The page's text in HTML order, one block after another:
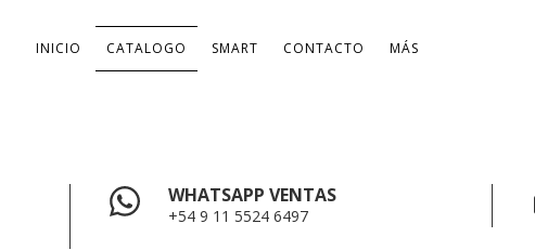
INICIO CATALOGO SMART CONTACTO MÁS
WHATSAPP VENTAS
+54 9 11 5524 6497